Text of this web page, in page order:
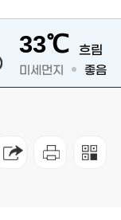
33℃ 흐림
미세먼지 좋음